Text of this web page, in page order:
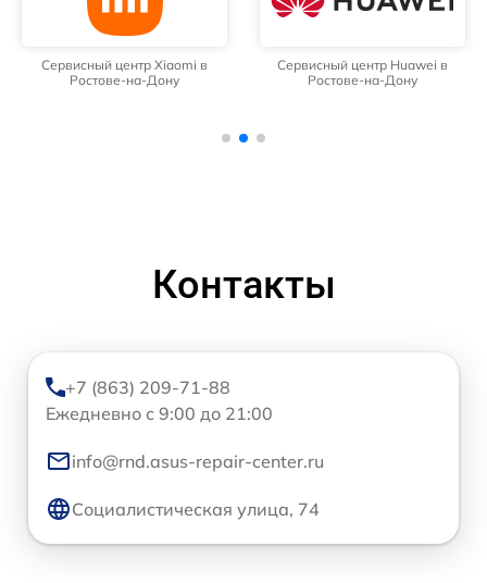
Сервисный центр Xiaomi в
Ростове-на-Дону
Сервисный центр Huawei в
Ростове-на-Дону
Контакты
+7 (863) 209-71-88
Ежедневно с 9:00 до 21:00
info@rnd.asus-repair-center.ru
Социалистическая улица, 74